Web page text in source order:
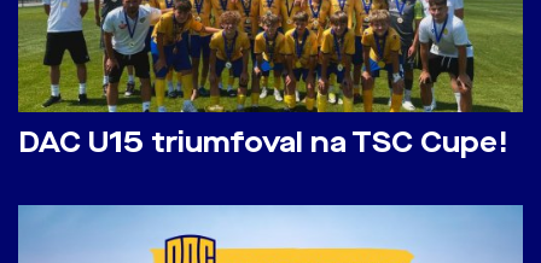
DAC U15 triumfoval na TSC Cupe!